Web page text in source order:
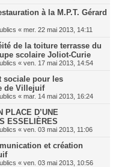
à la M.P.T. Gérard
« mer. 22 mai 2013, 14:11
de la toiture terrasse du
scolaire Joliot-Curie
« ven. 17 mai 2013, 14:54
sociale pour les
de Villejuif
« mar. 14 mai 2013, 16:24
PLACE D’UNE
ESSELIÈRES
« ven. 03 mai 2013, 11:06
et création
« ven. 03 mai 2013, 10:56